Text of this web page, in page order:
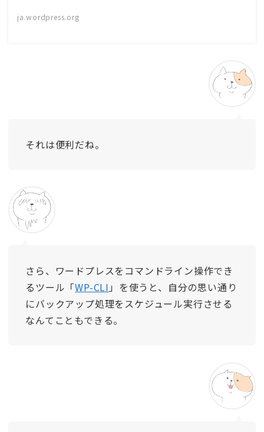
ja.wordpress.org
それは便利だね。
さら、ワードプレスをコマンドライン操作でき
るツール「WP-CLI 」を使うと、自分の思い通り
にバックアップ処理をスケジュール実行させる
なんてこともできる。